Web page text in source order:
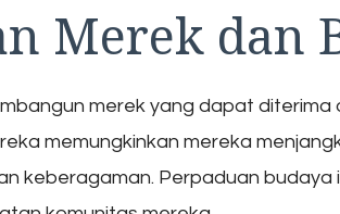
Merek dan
merek yang dapat diterima
memungkinkan mereka
keberagaman. Perpaduan budaya